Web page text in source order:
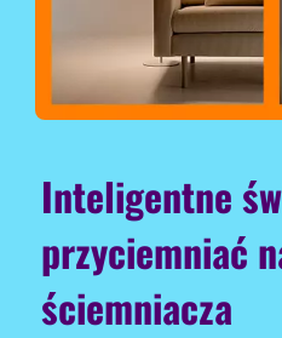
Inteligentne
przyciemniać
ściemniacza